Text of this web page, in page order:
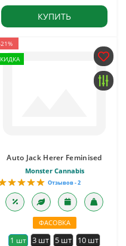
КУПИТЬ
Auto Jack Herer Feminised
Monster Cannabis
Отзывов - 2
ФАСОВКА
1 шт 3 шт 5 шт 10 шт